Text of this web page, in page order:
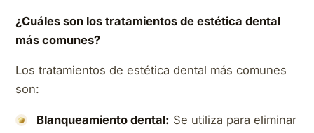
¿Cuáles son los tratamientos de estética dental
más comunes?
Los tratamientos de estética dental más comunes
son:
Blanqueamiento dental: Se utiliza para eliminar